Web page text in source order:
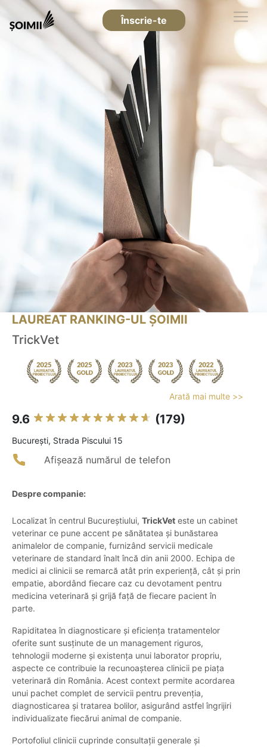
Înscrie-te
LAUREAT RANKING-UL ȘOIMII
TrickVet
Arată mai multe >>
9.6 (179)
Bucureşti, Strada Piscului 15
Afișează numărul de telefon
Despre companie:
Localizat în centrul Bucureștiului, TrickVet este un cabinet
veterinar ce pune accent pe sănătatea și bunăstarea
animalelor de companie, furnizând servicii medicale
veterinare de standard înalt încă din anii 2000. Echipa de
medici ai clinicii se remarcă atât prin experiență, cât și prin
empatie, abordând fiecare caz cu devotament pentru
medicina veterinară și grijă față de fiecare pacient în
parte.
Rapiditatea în diagnosticare și eficiența tratamentelor
oferite sunt susținute de un management riguros,
tehnologii moderne și existența unui laborator propriu,
aspecte ce contribuie la recunoașterea clinicii pe piața
veterinară din România. Acest context permite acordarea
unui pachet complet de servicii pentru prevenția,
diagnosticarea și tratarea bolilor, asigurând astfel îngrijiri
individualizate fiecărui animal de companie.
Portofoliul clinicii cuprinde consultații generale și